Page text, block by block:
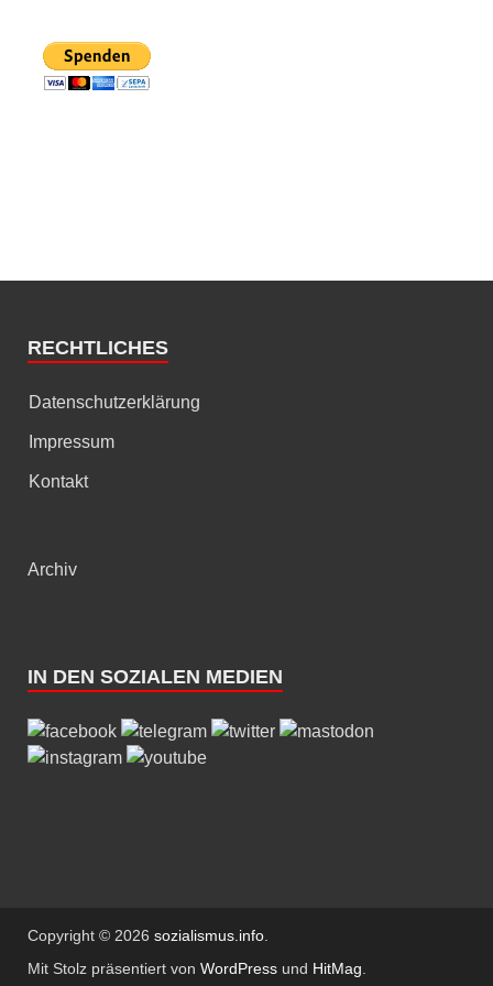
RECHTLICHES
Datenschutzerklärung
Impressum
Kontakt
Archiv
IN DEN SOZIALEN MEDIEN
Copyright © 2026 sozialismus.info
Mit Stolz präsentiert von WordPress und HitMag